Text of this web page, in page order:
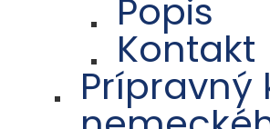
Popis
Kontakt
Prípravný